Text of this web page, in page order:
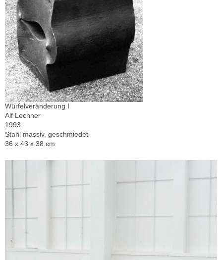
Würfelveränderung I
Alf Lechner
1993
Stahl massiv, geschmiedet
36 x 43 x 38 cm